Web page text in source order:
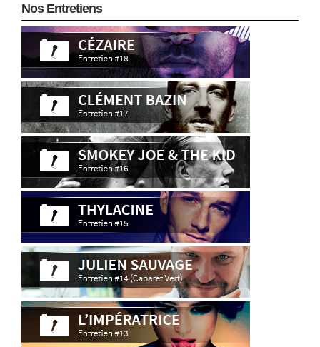
Nos Entretiens